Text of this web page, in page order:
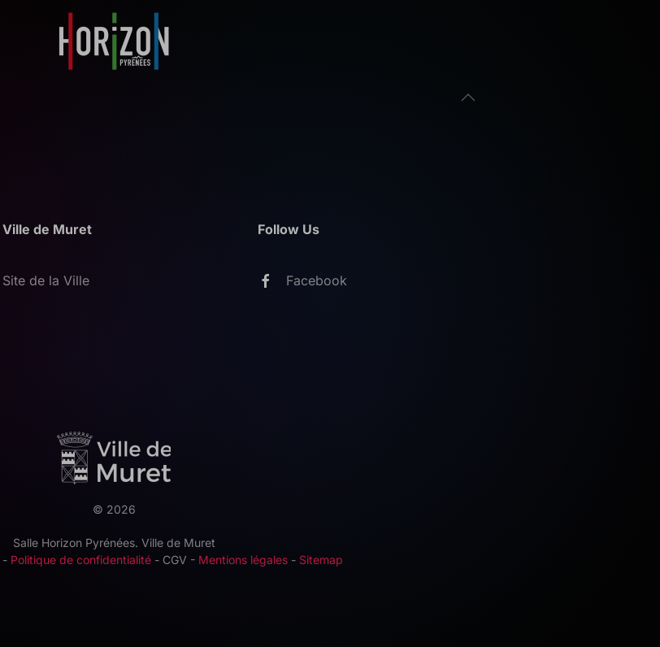
Ville de Muret
Site de la Ville
Follow Us
Facebook
© 2026
Salle Horizon Pyrénées. Ville de Muret
- Politique de confidentialité- CGV - Mentions légales- Sitemap